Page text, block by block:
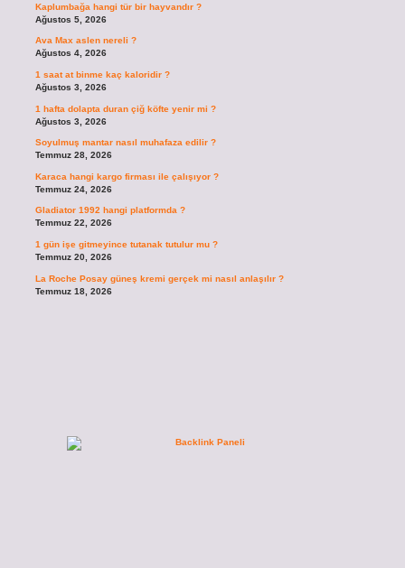
Kaplumbağa hangi tür bir hayvandır ?
Ağustos 5, 2026
Ava Max aslen nereli ?
Ağustos 4, 2026
1 saat at binme kaç kaloridir ?
Ağustos 3, 2026
1 hafta dolapta duran çiğ köfte yenir mi ?
Ağustos 3, 2026
Soyulmuş mantar nasıl muhafaza edilir ?
Temmuz 28, 2026
Karaca hangi kargo firması ile çalışıyor ?
Temmuz 24, 2026
Gladiator 1992 hangi platformda ?
Temmuz 22, 2026
1 gün işe gitmeyince tutanak tutulur mu ?
Temmuz 20, 2026
La Roche Posay güneş kremi gerçek mi nasıl anlaşılır ?
Temmuz 18, 2026